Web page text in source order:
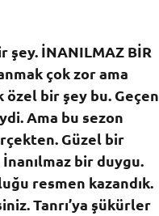
şey. İNANILMAZ BİR
çok zor ama
özel bir şey bu. Geçen
Ama bu sezon
Güzel bir
bir duygu.
resmen kazandık.
Tanrı’ya şükürler